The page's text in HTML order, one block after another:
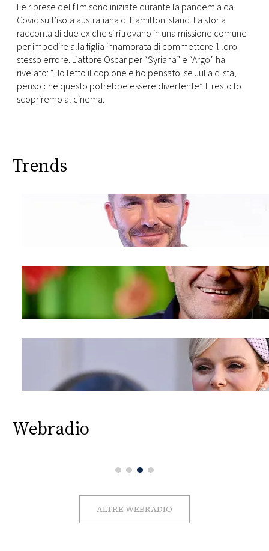
Le riprese del film sono iniziate durante la pandemia da
Covid sull’isola australiana di Hamilton Island. La storia
racconta di due ex che si ritrovano in una missione comune
per impedire alla figlia innamorata di commettere il loro
stesso errore. L’attore Oscar per “Syriana” e “Argo” ha
rivelato: “Ho letto il copione e ho pensato: se Julia ci sta,
penso che questo potrebbe essere divertente”. Il resto lo
scopriremo al cinema.
Trends
Webradio
ALTRE WEBRADIO